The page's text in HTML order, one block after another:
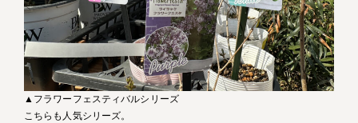
▲フラワーフェスティバルシリーズ
こちらも人気シリーズ。